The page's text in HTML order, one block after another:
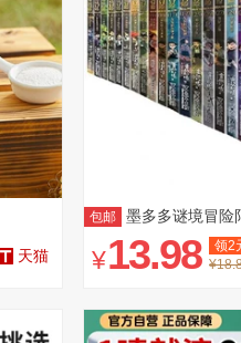
天猫
包邮
墨多多谜境冒险
¥13.98 领2